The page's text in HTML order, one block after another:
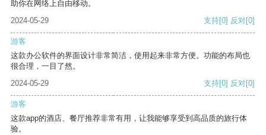
助你在网络上自由移动。
2024-05-29
支持[0] 反对[0]
游客
这款办公软件的界面设计非常简洁，使用起来非常方便。功能的布局也
很合理，一目了然。
2024-05-29
支持[0] 反对[0]
游客
这款app的酒店、餐厅推荐非常有用，让我能够享受到高品质的旅行体
验。